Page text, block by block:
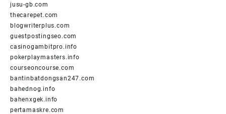
jusu-gb.com
thecarepet.com
blogwriterplus.com
guestpostingseo.com
casinogambitpro.info
pokerplaymasters.info
courseoncourse.com
bantinbatdongsan247.com
bahednog.info
bahenxgek.info
pertamaskre.com